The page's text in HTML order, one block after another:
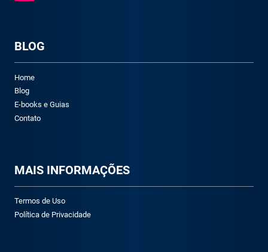
BLOG
Home
Blog
E-books e Guias
Contato
MAIS INFORMAÇÕES
Termos de Uso
Política de Privacidade